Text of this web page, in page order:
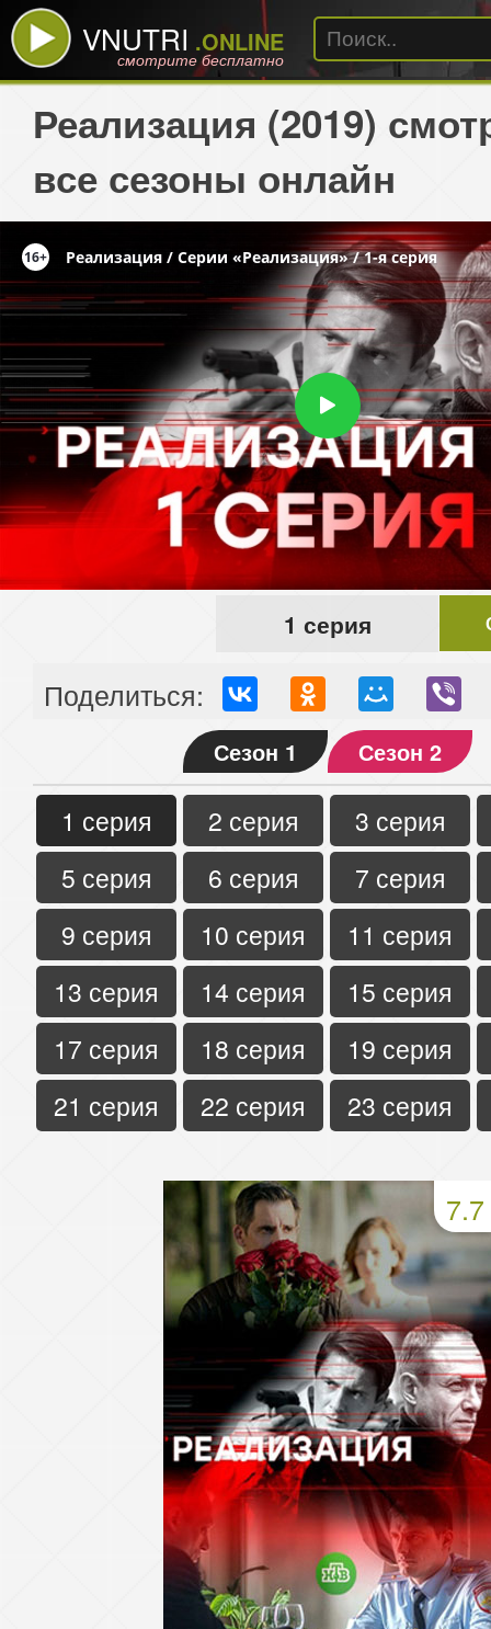
VNUTRI .ONLINE
смотрите бесплатно
Реализация (2019)
все сезоны онлайн
1 серия
Поделиться:
Сезон 1 Сезон 2
1 серия 2 серия
3 серия
5 серия
6 серия
7 серия
9 серия
10 серия
11 серия
13 серия
14 серия
15 серия
17 серия
18 серия
19 серия
21 серия
22 серия 23 серия
7.7